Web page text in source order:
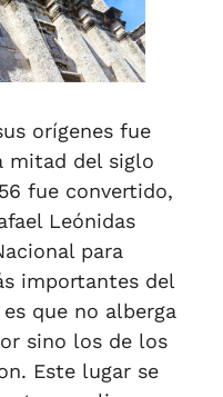
orígenes fue
mitad del siglo
fue convertido,
Leónidas
acional para
importantes del
que no alberga
sino los de los
Este lugar se